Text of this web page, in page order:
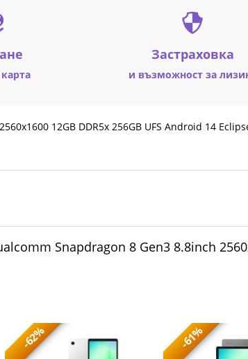
Застраховка
и възможност за
12GB DDR5x 256GB UFS Android 14
Snapdragon 8 Gen3 8.8inch
-62% -61%